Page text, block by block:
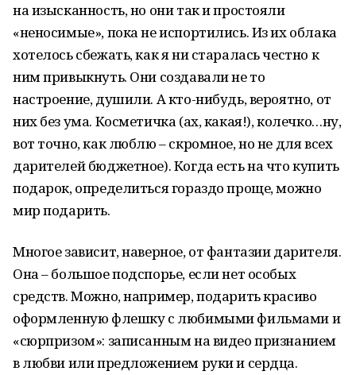
на изысканность, но они так и простояли
«неносимые», пока не испортились. Из их облака
хотелось сбежать, как я ни старалась честно к
ним привыкнуть. Они создавали не то
настроение, душили. А кто-нибудь, вероятно, от
них без ума. Косметичка (ах, какая!), колечко…ну,
вот точно, как люблю – скромное, но не для всех
дарителей бюджетное). Когда есть на что купить
подарок, определиться гораздо проще, можно
мир подарить.
Многое зависит, наверное, от фантазии дарителя.
Она – большое подспорье, если нет особых
средств. Можно, например, подарить красиво
оформленную флешку с любимыми фильмами и
«сюрпризом»: записанным на видео признанием
в любви или предложением руки и сердца.